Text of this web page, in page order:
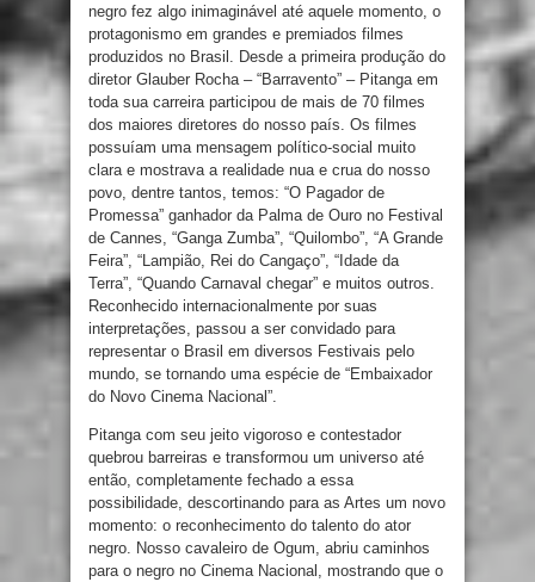
negro fez algo inimaginável até aquele momento, o
protagonismo em grandes e premiados filmes
produzidos no Brasil. Desde a primeira produção do
diretor Glauber Rocha – “Barravento” – Pitanga em
toda sua carreira participou de mais de 70 filmes
dos maiores diretores do nosso país. Os filmes
possuíam uma mensagem político-social muito
clara e mostrava a realidade nua e crua do nosso
povo, dentre tantos, temos: “O Pagador de
Promessa” ganhador da Palma de Ouro no Festival
de Cannes, “Ganga Zumba”, “Quilombo”, “A Grande
Feira”, “Lampião, Rei do Cangaço”, “Idade da
Terra”, “Quando Carnaval chegar” e muitos outros.
Reconhecido internacionalmente por suas
interpretações, passou a ser convidado para
representar o Brasil em diversos Festivais pelo
mundo, se tornando uma espécie de “Embaixador
do Novo Cinema Nacional”.
Pitanga com seu jeito vigoroso e contestador
quebrou barreiras e transformou um universo até
então, completamente fechado a essa
possibilidade, descortinando para as Artes um novo
momento: o reconhecimento do talento do ator
negro. Nosso cavaleiro de Ogum, abriu caminhos
para o negro no Cinema Nacional, mostrando que o